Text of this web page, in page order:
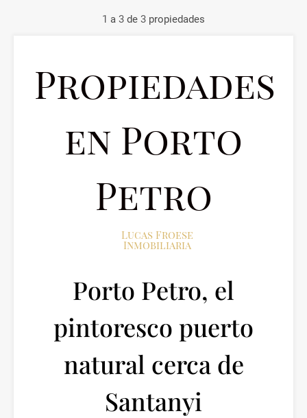
1 a 3 de 3 propiedades
Propiedades
en Porto
Petro
Lucas Froese
Inmobiliaria
Porto Petro, el
pintoresco puerto
natural cerca de
Santanyi